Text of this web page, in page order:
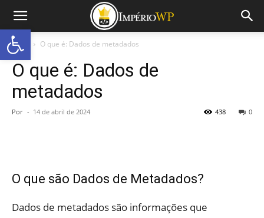
Início O que é: Dados de metadados
O que é: Dados de
metadados
Por - 14 de abril de 2024 0
438
O que são Dados de Metadados?
Dados de metadados são informações que
Abrir a barra de ferramentas